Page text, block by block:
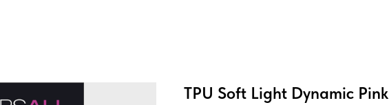
TPU Soft Light Dynamic Pink